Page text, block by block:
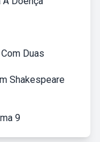
Duas
Shakespeare
9